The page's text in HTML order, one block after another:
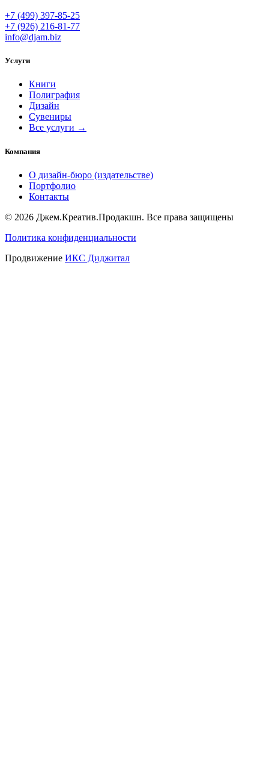
+7 (499) 397-85-25
+7 (926) 216-81-77
info@djam.biz
Услуги
Книги
Полиграфия
Дизайн
Сувениры
Все услуги →
Компания
О дизайн-бюро (издательстве)
Портфолио
Контакты
© 2026 Джем.Креатив.Продакшн. Все права защищены
Политика конфиденциальности
Продвижение ИКС Диджитал